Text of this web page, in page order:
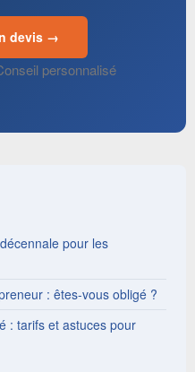
devis →
personnalisé
pour les
: êtes-vous obligé ?
: tarifs et astuces pour